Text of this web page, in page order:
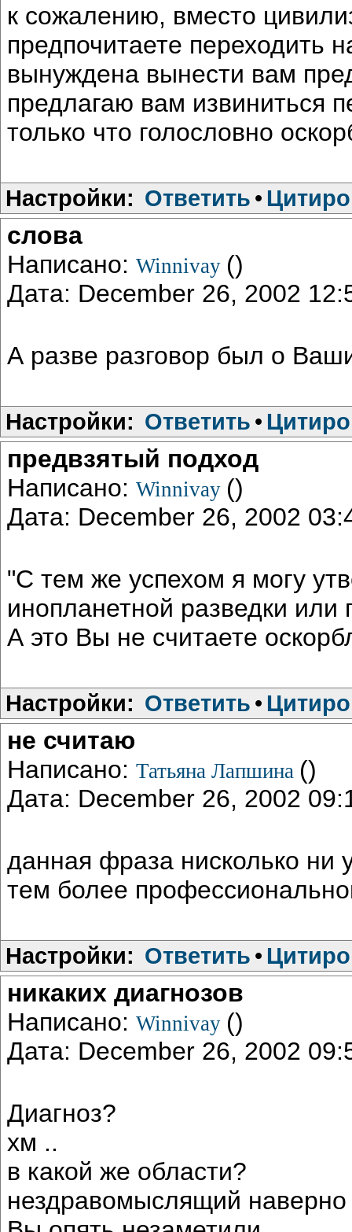
к сожалению, вместо
предпочитаете переходить
вынуждена вынести вам
предлагаю вам извиниться
только что голословно
Настройки: Ответить •
слова
Написано: Winnivay ()
Дата: December 26, 2002
А разве разговор был о
Настройки: Ответить •
предвзятый подход
Написано: Winnivay ()
Дата: December 26, 2002
"С тем же успехом я могу
инопланетной разведки
А это Вы не считаете
Настройки: Ответить •
не считаю
Написано: Татьяна Лапшина ()
Дата: December 26, 2002
данная фраза нисколько ни
тем более
Настройки: Ответить •
никаких диагнозов
Написано: Winnivay ()
Дата: December 26, 2002
Диагноз?
хм ..
в какой же области?
нездравомыслящий